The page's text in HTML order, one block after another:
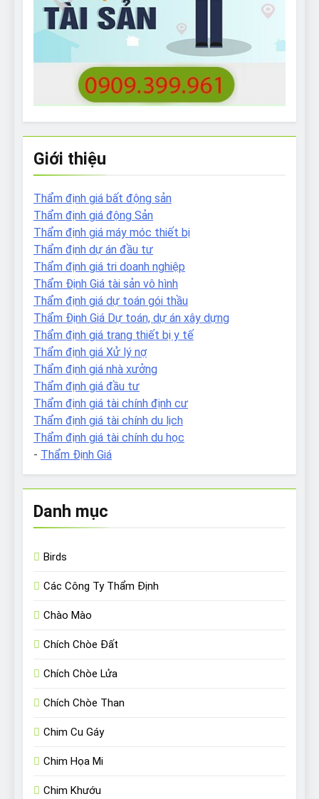
Giới thiệu
Thẩm định giá bất động sản
Thẩm định giá động Sản
Thẩm định giá máy móc thiết bị
Thẩm định dự án đầu tư
Thẩm định giá tri doanh nghiệp
Thẩm Định Giá tài sản vô hình
Thẩm định giá dự toán gói thầu
Thẩm Định Giá Dự toán, dự án xây dựng
Thẩm định giá trang thiết bị y tế
Thẩm định giá Xử lý nợ
Thẩm định giá nhà xưởng
Thẩm định giá đầu tư
Thẩm định giá tài chính định cư
Thẩm định giá tài chính du lịch
Thẩm định giá tài chính du học
- Thẩm Định Giá
Danh mục
Birds
Các Công Ty Thẩm Định
Chào Mào
Chích Chòe Đất
Chích Chòe Lửa
Chích Chòe Than
Chim Cu Gáy
Chim Họa Mi
Chim Khướu